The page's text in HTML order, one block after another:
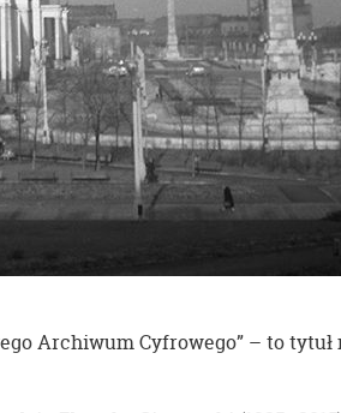
Archiwum Cyfrowego” – to